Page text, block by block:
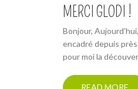
MERCI GLODI !
Bonjour,
encadré depuis
pour moi la
READ MORE